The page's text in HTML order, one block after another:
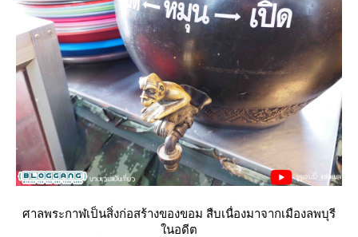
ศาลพระกาฬเป็นสิ่งก่อสร้างของขอม สืบเนื่องมาจากเมืองลพบุรี
นอดีต